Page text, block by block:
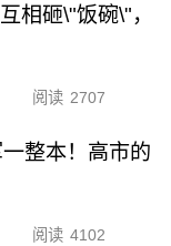
相砸\"饭碗\"，
阅读 2707
整本！高市的
阅读 4102